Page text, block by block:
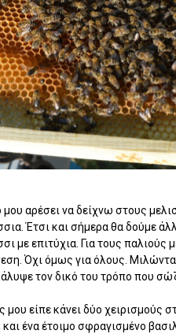
μου αρέσει να δείχνω στους
Έτσι και σήμερα θα δούμε
με επιτύχια. Για τους
Όχι όμως για όλους.
τον δικό του τρόπο που
είπε κάνει δύο χειρισμούς
και ένα έτοιμο σφραγισμένο